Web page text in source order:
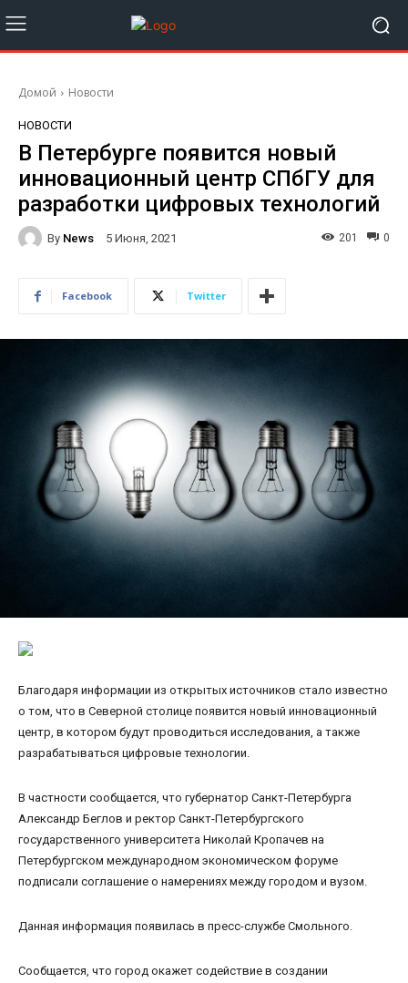
Домой Новости
НОВОСТИ
В Петербурге появится новый
инновационный центр СПбГУ для
разработки цифровых технологий
By News 5 Июня, 2021 0
201
Facebook Twitter
Благодаря информации из открытых источников стало известно
о том, что в Северной столице появится новый инновационный
центр, в котором будут проводиться исследования, а также
разрабатываться цифровые технологии.
В частности сообщается, что губернатор Санкт-Петербурга
Александр Беглов и ректор Санкт-Петербургского
государственного университета Николай Кропачев на
Петербургском международном экономическом форуме
подписали соглашение о намерениях между городом и вузом.
Данная информация появилась в пресс-службе Смольного.
Сообщается, что город окажет содействие в создании